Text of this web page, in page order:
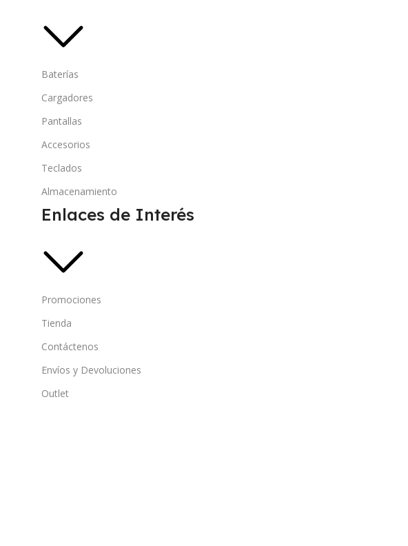
Baterías
Cargadores
Pantallas
Accesorios
Teclados
Almacenamiento
Enlaces de Interés
Promociones
Tienda
Contáctenos
Envíos y Devoluciones
Outlet